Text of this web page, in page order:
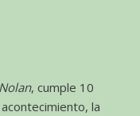
, cumple 10
la